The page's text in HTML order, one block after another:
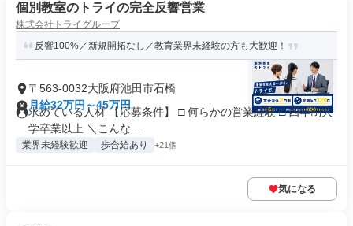
個別教室のトライの完全反響営業
株式会社トライグループ
反響100%／新規開拓なし／教育業界未経験の方も大歓迎！
〒563-0032大阪府池田市石橋
月給32万円～45万円
求めている人材 【応募条件】 □ 何らかの営業経験 □ 四年制大
学卒業以上 ＼こんな...
業界未経験歓迎 歩合給あり +21個
気になる